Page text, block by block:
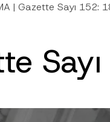
| Gazette Sayı 152: